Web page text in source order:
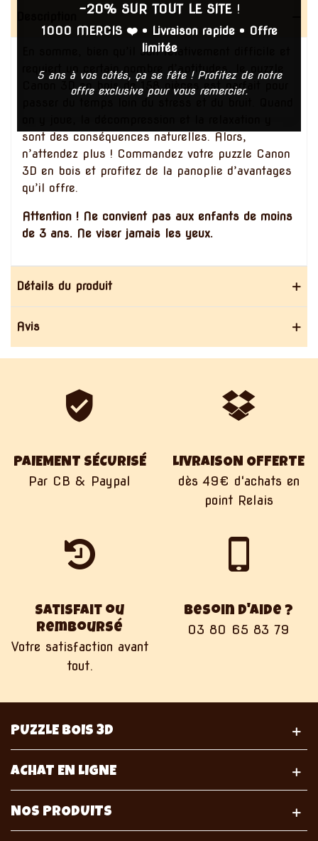
En somme, bien qu’il soit relativement difficile et
requiert un certain nombre d’aptitudes, le puzzle
Canon 3D en bois de 158 pièces est parfait pour
sont des conséquences naturelles. Alors,
n’attendez plus ! Commandez votre puzzle Canon
3D en bois et profitez de la panoplie d’avantages
qu’il offre.
Attention ! Ne convient pas aux enfants de moins
de 3 ans. Ne viser jamais les yeux.
Détails du produit
Avis
PAIEMENT SÉCURISÉ
Par CB & Paypal
LIVRAISON OFFERTE
dès 49€ d'achats en
point Relais
Satisfait ou
remboursé
Votre satisfaction avant
tout.
Besoin d'aide ?
03 80 65 83 79
PUZZLE BOIS 3D
ACHAT EN LIGNE
NOS PRODUITS
-20% SUR TOUT LE SITE!
1000 MERCIS ❤️• Livraison rapide• Offre
limitée
5 ans à vos côtés, ça se fête ! Profitez de notre
offre exclusive pour vous remercier.